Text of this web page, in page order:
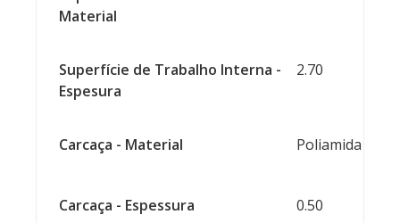
Material
Superfície de Trabalho Interna -
Espesura
2.70
Carcaça - Material Poliamida
Carcaça - Espessura 0.50